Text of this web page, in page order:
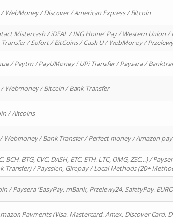
WebMoney / Discover / American Express / Bitcoin
Mistercash / iDEAL / ING Home' Pay / Western Union /
/ Sofort / BitCoins / Cash U / WebMoney /
/ Paytm / PayUMoney / UPi Transfer / Paysera /
Webmoney / Bitcoin / Bank Transfer
/ Altcoins
Webmoney / Bank Transfer / Perfect money / Amazon pay
BTG, CVC, DASH, ETC, ETH, LTC, OMG, ZEC…) /
Transfer) / Payssion, Giropay / Local Methods (20+
/ Paysera (EasyPay, mBank, Przelewy24, SafetyPay,
Payments (Visa, Mastercard, Amex, Discover Card,